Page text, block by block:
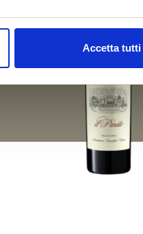
Accetta tutti